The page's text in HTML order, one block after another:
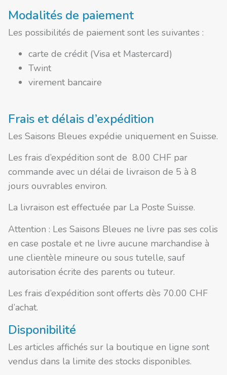
Modalités de paiement
Les possibilités de paiement sont les suivantes :
carte de crédit (Visa et Mastercard)
Twint
virement bancaire
Frais et délais d’expédition
Les Saisons Bleues expédie uniquement en Suisse.
Les frais d’expédition sont de 8.00 CHF par
commande avec un délai de livraison de 5 à 8
jours ouvrables environ.
La livraison est effectuée par La Poste Suisse.
Attention : Les Saisons Bleues ne livre pas ses colis
en case postale et ne livre aucune marchandise à
une clientèle mineure ou sous tutelle, sauf
autorisation écrite des parents ou tuteur.
Les frais d’expédition sont offerts dès 70.00 CHF
d’achat.
Disponibilité
Les articles affichés sur la boutique en ligne sont
vendus dans la limite des stocks disponibles.